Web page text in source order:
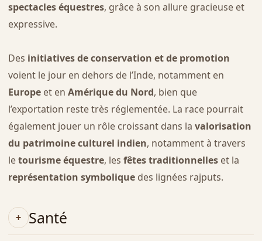
spectacles équestres, grâce à son allure gracieuse et
expressive.
Des initiatives de conservation et de promotion
voient le jour en dehors de l’Inde, notamment en
Europeet en Amérique du Nord, bien que
l’exportation reste très réglementée. La race pourrait
également jouer un rôle croissant dans la valorisation
du patrimoine culturel indien, notamment à travers
letourisme équestre, les fêtes traditionnelleset la
représentation symboliquedes lignées rajputs.
Santé